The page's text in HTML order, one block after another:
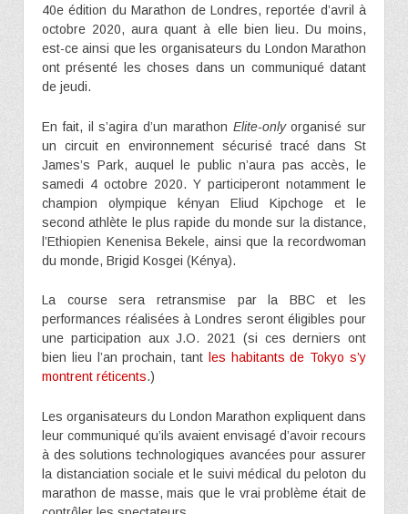
40e édition du Marathon de Londres, reportée d’avril à
octobre 2020, aura quant à elle bien lieu. Du moins,
est-ce ainsi que les organisateurs du London Marathon
ont présenté les choses dans un communiqué datant
de jeudi.
En fait, il s’agira d’un marathon Elite-onlyorganisé sur
un circuit en environnement sécurisé tracé dans St
James’s Park, auquel le public n’aura pas accès, le
samedi 4 octobre 2020. Y participeront notamment le
champion olympique kényan Eliud Kipchoge et le
second athlète le plus rapide du monde sur la distance,
l’Ethiopien Kenenisa Bekele, ainsi que la recordwoman
du monde, Brigid Kosgei (Kénya).
La course sera retransmise par la BBC et les
performances réalisées à Londres seront éligibles pour
une participation aux J.O. 2021 (si ces derniers ont
bien lieu l’an prochain, tant les habitants de Tokyo s’y
montrent réticents.)
Les organisateurs du London Marathon expliquent dans
leur communiqué qu’ils avaient envisagé d’avoir recours
à des solutions technologiques avancées pour assurer
la distanciation sociale et le suivi médical du peloton du
marathon de masse, mais que le vrai problème était de